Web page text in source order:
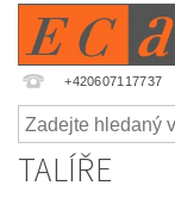
+420607117737
TALÍŘE